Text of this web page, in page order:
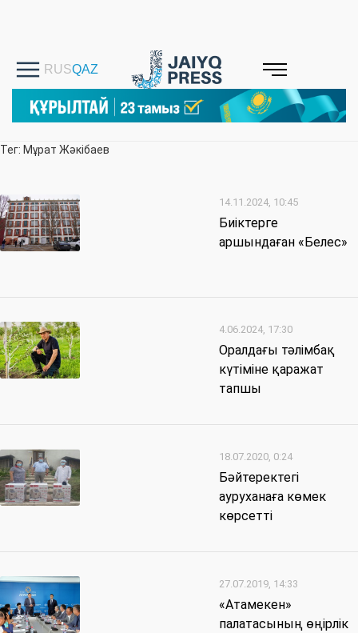
Тег: Мұрат Жәкібаев
14.11.2024, 10:45
Биіктерге
аршындаған «Белес»
4.06.2024, 17:30
Оралдағы тәлімбақ
күтіміне қаражат
тапшы
18.07.2020, 0:24
Бәйтеректегі
ауруханаға көмек
көрсетті
27.07.2019, 14:33
«Атамекен»
палатасының өңірлік